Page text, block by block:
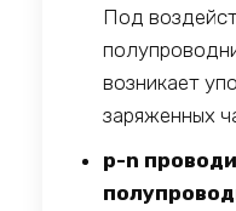
Под
возникает
заряженных
p-n